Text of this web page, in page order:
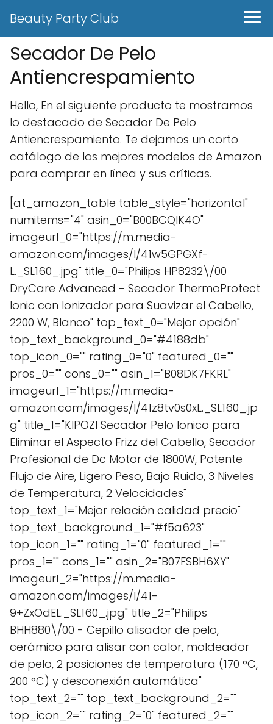
Beauty Party Club
Secador De Pelo
Antiencrespamiento
Hello, En el siguiente producto te mostramos
lo destacado de Secador De Pelo
Antiencrespamiento. Te dejamos un corto
catálogo de los mejores modelos de Amazon
para comprar en línea y sus críticas.
[at_amazon_table table_style="horizontal"
numitems="4" asin_0="B00BCQIK4O"
imageurl_0="https://m.media-
amazon.com/images/I/41w5GPGXf-
L._SL160_.jpg" title_0="Philips HP8232\/00
DryCare Advanced - Secador ThermoProtect
Ionic con Ionizador para Suavizar el Cabello,
2200 W, Blanco" top_text_0="Mejor opción"
top_text_background_0="#4188db"
top_icon_0="" rating_0="0" featured_0=""
pros_0="" cons_0="" asin_1="B08DK7FKRL"
imageurl_1="https://m.media-
amazon.com/images/I/41z8tv0s0xL._SL160_.jp
g" title_1="KIPOZI Secador Pelo Ionico para
Eliminar el Aspecto Frizz del Cabello, Secador
Profesional de Dc Motor de 1800W, Potente
Flujo de Aire, Ligero Peso, Bajo Ruido, 3 Niveles
de Temperatura, 2 Velocidades"
top_text_1="Mejor relación calidad precio"
top_text_background_1="#f5a623"
top_icon_1="" rating_1="0" featured_1=""
pros_1="" cons_1="" asin_2="B07FSBH6XY"
imageurl_2="https://m.media-
amazon.com/images/I/41-
9+ZxOdEL._SL160_.jpg" title_2="Philips
BHH880\/00 - Cepillo alisador de pelo,
cerámico para alisar con calor, moldeador
de pelo, 2 posiciones de temperatura (170 °C,
200 °C) y desconexión automática"
top_text_2="" top_text_background_2=""
top_icon_2="" rating_2="0" featured_2=""